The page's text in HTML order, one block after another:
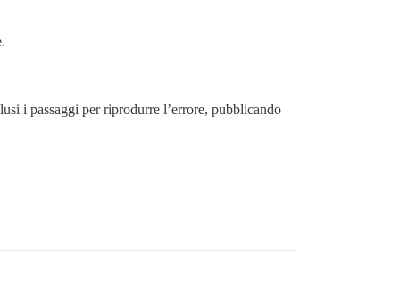
i passaggi per riprodurre l’errore, pubblicando